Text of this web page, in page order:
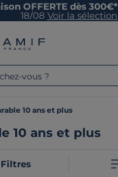
OFFERTE dès 300€*
18/08 Voir la sélection
vous ?
10 ans et plus
10 ans et plus
Filtres